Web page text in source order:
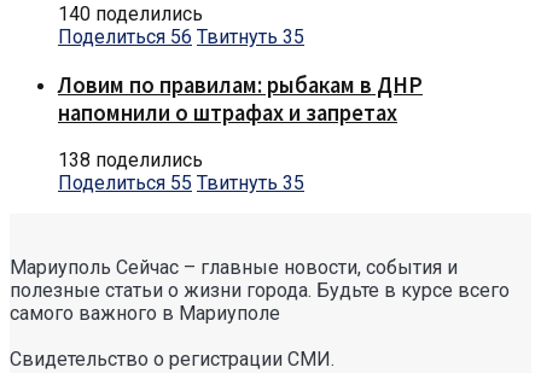
140 поделились
Поделиться 56 Твитнуть 35
Ловим по правилам: рыбакам в ДНР
напомнили о штрафах и запретах
138 поделились
Поделиться 55 Твитнуть 35
Мариуполь Сейчас – главные новости, события и
полезные статьи о жизни города. Будьте в курсе всего
самого важного в Мариуполе
Свидетельство о регистрации СМИ.